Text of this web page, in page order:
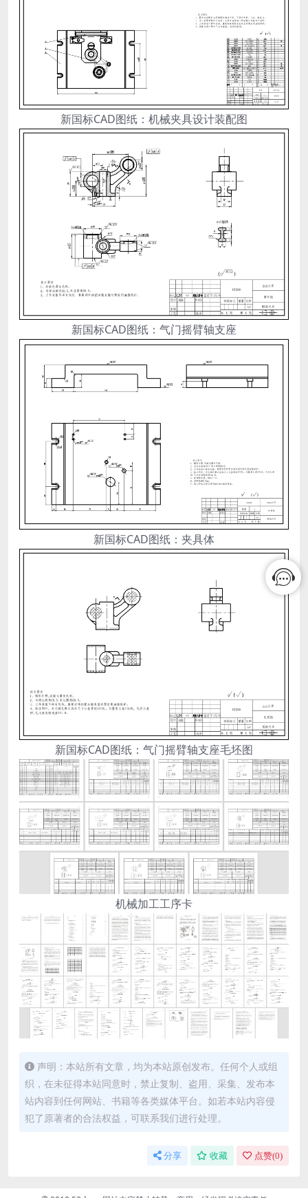
新国标CAD图纸：机械夹具设计装配图
新国标CAD图纸：气门摇臂轴支座
新国标CAD图纸：夹具体
新国标CAD图纸：气门摇臂轴支座毛坯图
机械加工工序卡
声明：本站所有文章，均为本站原创发布。任何个人或组
织，在未征得本站同意时，禁止复制、盗用、采集、发布本
站内容到任何网站、书籍等各类媒体平台。如若本站内容侵
犯了原著者的合法权益，可联系我们进行处理。
分享 收藏 点赞(0)